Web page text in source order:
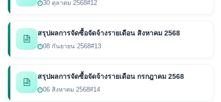
30 ตุลาคม 2568#12
สรุปผลการจัดซื้อจัดจ้างรายเดือน สิงหาคม 2568
08 กันยายน 2568#13
สรุปผลการจัดซื้อจัดจ้างรายเดือน กรกฎาคม 2568
06 สิงหาคม 2568#14